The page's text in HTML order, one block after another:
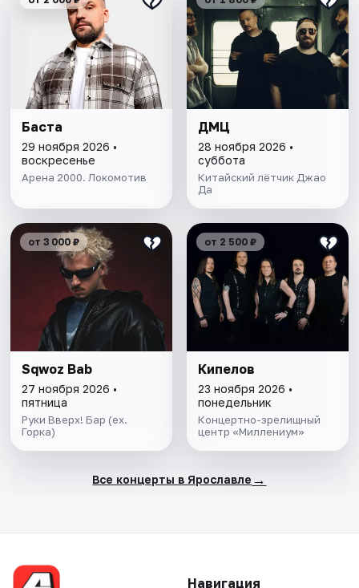
Баста
29 ноября 2026 •
воскресенье
Арена 2000. Локомотив
ДМЦ
28 ноября 2026 •
суббота
Китайский лётчик Джао
Да
от 3 000 ₽
Sqwoz Bab
27 ноября 2026 •
пятница
Руки Вверх! Бар (ex.
Горка)
от 2 500 ₽
Кипелов
23 ноября 2026 •
понедельник
Концертно-зрелищный
центр «Миллениум»
Все концерты в Ярославле →
Навигация